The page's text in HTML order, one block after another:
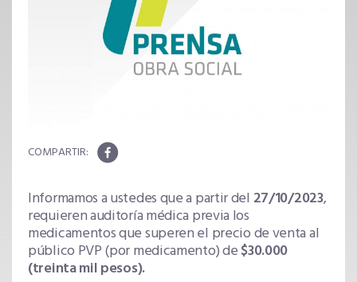
Informamos a ustedes que a partir del 27/10/2023,
requieren auditoría médica previa los
medicamentos que superen el precio de venta al
público PVP (por medicamento) de$30.000
(treinta mil pesos).